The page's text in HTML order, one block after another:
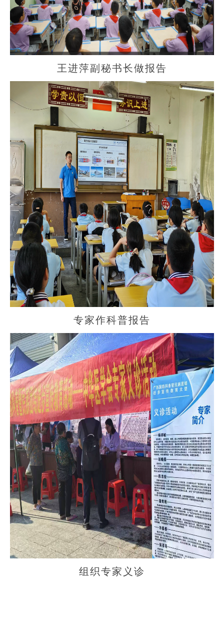
王进萍副秘书长做报告
专家作科普报告
组织专家义诊